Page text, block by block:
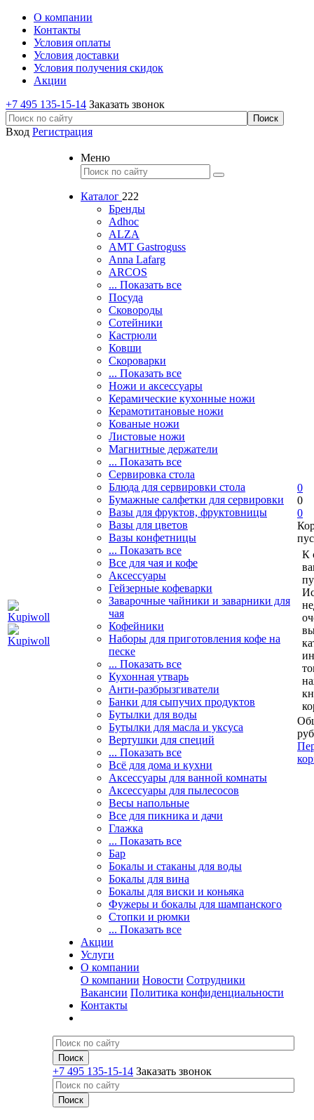
О компании
Контакты
Условия оплаты
Условия доставки
Условия получения скидок
Акции
+7 495 135-15-14 Заказать звонок
Вход Регистрация
Меню
Каталог 222
Бренды
Adhoc
ALZA
AMT Gastroguss
Anna Lafarg
ARCOS
... Показать все
Посуда
Сковороды
Сотейники
Кастрюли
Ковши
Скороварки
... Показать все
Ножи и аксессуары
Керамические кухонные ножи
Керамотитановые ножи
Кованые ножи
Листовые ножи
Магнитные держатели
... Показать все
Сервировка стола
Блюда для сервировки стола
Бумажные салфетки для сервировки
Вазы для фруктов, фруктовницы
Вазы для цветов
Вазы конфетницы
... Показать все
Все для чая и кофе
Аксессуары
Гейзерные кофеварки
Заварочные чайники и заварники для
чая
Кофейники
Наборы для приготовления кофе на
песке
... Показать все
Кухонная утварь
Анти-разбрызгиватели
Банки для сыпучих продуктов
Бутылки для воды
Бутылки для масла и уксуса
Вертушки для специй
... Показать все
Всё для дома и кухни
Аксессуары для ванной комнаты
Аксессуары для пылесосов
Весы напольные
Все для пикника и дачи
Глажка
... Показать все
Бар
Бокалы и стаканы для воды
Бокалы для вина
Бокалы для виски и коньяка
Фужеры и бокалы для шампанского
Стопки и рюмки
... Показать все
Акции
Услуги
О компании
О компании Новости Сотрудники
Вакансии Политика конфиденциальности
Контакты
+7 495 135-15-14 Заказать звонок
0
0
0
К